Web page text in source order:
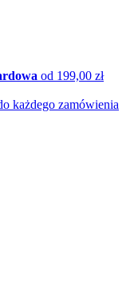
od 199,00 zł
każdego zamówienia